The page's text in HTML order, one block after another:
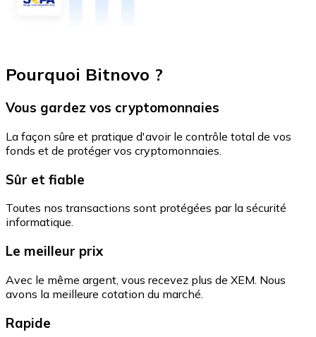
Pourquoi Bitnovo ?
Vous gardez vos cryptomonnaies
La façon sûre et pratique d'avoir le contrôle total de vos
fonds et de protéger vos cryptomonnaies.
Sûr et fiable
Toutes nos transactions sont protégées par la sécurité
informatique.
Le meilleur prix
Avec le même argent, vous recevez plus de XEM. Nous
avons la meilleure cotation du marché.
Rapide